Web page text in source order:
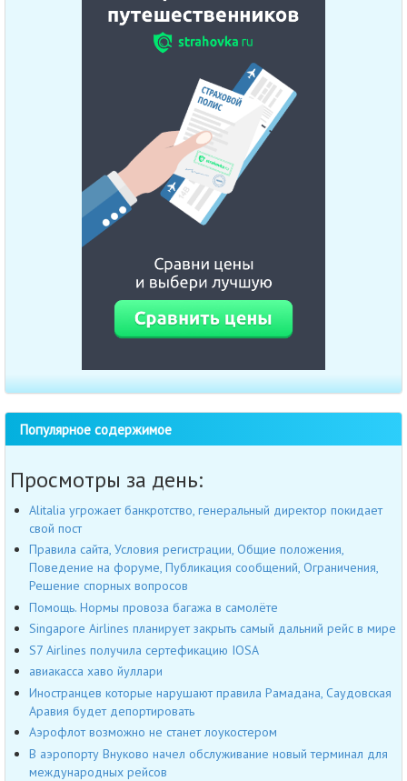
Популярное содержимое
Просмотры за день:
Alitalia угрожает банкротство, генеральный директор покидает
свой пост
Правила сайта, Условия регистрации, Общие положения,
Поведение на форуме, Публикация сообщений, Ограничения,
Решение спорных вопросов
Помощь. Нормы провоза багажа в самолёте
Singapore Airlines планирует закрыть самый дальний рейс в мире
S7 Airlines получила сертефикацию IOSA
авиакасса хаво йуллари
Иностранцев которые нарушают правила Рамадана, Саудовская
Аравия будет депортировать
Аэрофлот возможно не станет лоукостером
В аэропорту Внуково начел обслуживание новый терминал для
международных рейсов